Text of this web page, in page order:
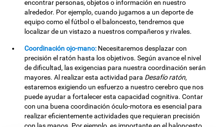
encontrar personas, objetos o información en nuestro
alrededor. Por ejemplo, cuando jugamos a un deporte de
equipo como el fútbol o el baloncesto, tendremos que
localizar de un vistazo a nuestros compañeros y rivales.
Coordinación ojo-mano: Necesitaremos desplazar con
precisión el ratón hasta los objetivos. Según avance el nivel
de dificultad, las exigencias para nuestra coordinación serán
mayores. Al realizar esta actividad para Desafío ratón,
estaremos exigiendo un esfuerzo a nuestro cerebro que nos
puede ayudar a fortalecer esta capacidad cognitiva. Contar
con una buena coordinación óculo-motora es esencial para
realizar eficientemente actividades que requieran precisión